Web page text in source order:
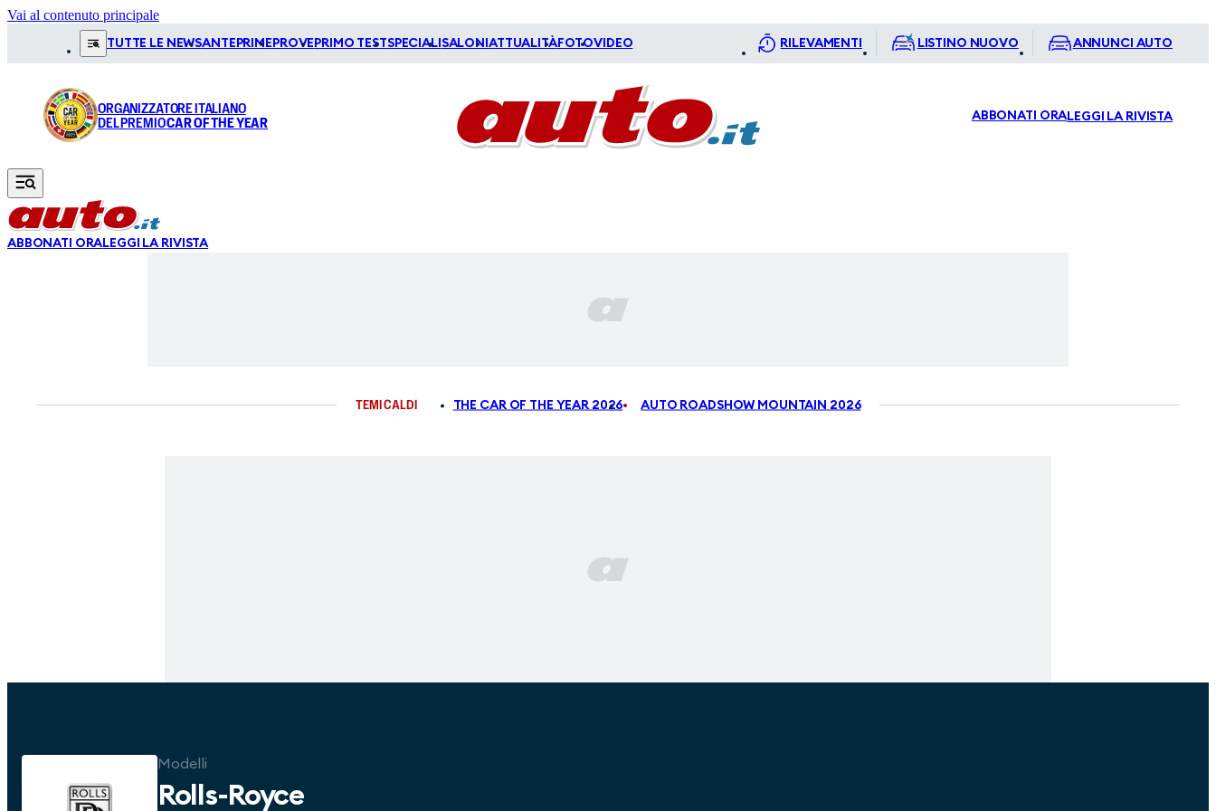
Vai al contenuto principale
TUTTE LE NEWSANTEPRIME PROVE PRIMO TESTSPECIALI SALONI ATTUALITÀFOTOVIDEO RILEVAMENTI LISTINO NUOVO ANNUNCI AUTO
ORGANIZZATORE ITALIANO
DEL PREMIOCAR OF THE YEAR ABBONATI ORALEGGI LA RIVISTA
ABBONATI ORALEGGI LA RIVISTA
TEMI CALDI THE CAR OF THE YEAR 2026 AUTO ROADSHOW MOUNTAIN 2026
Modelli
Rolls-Royce